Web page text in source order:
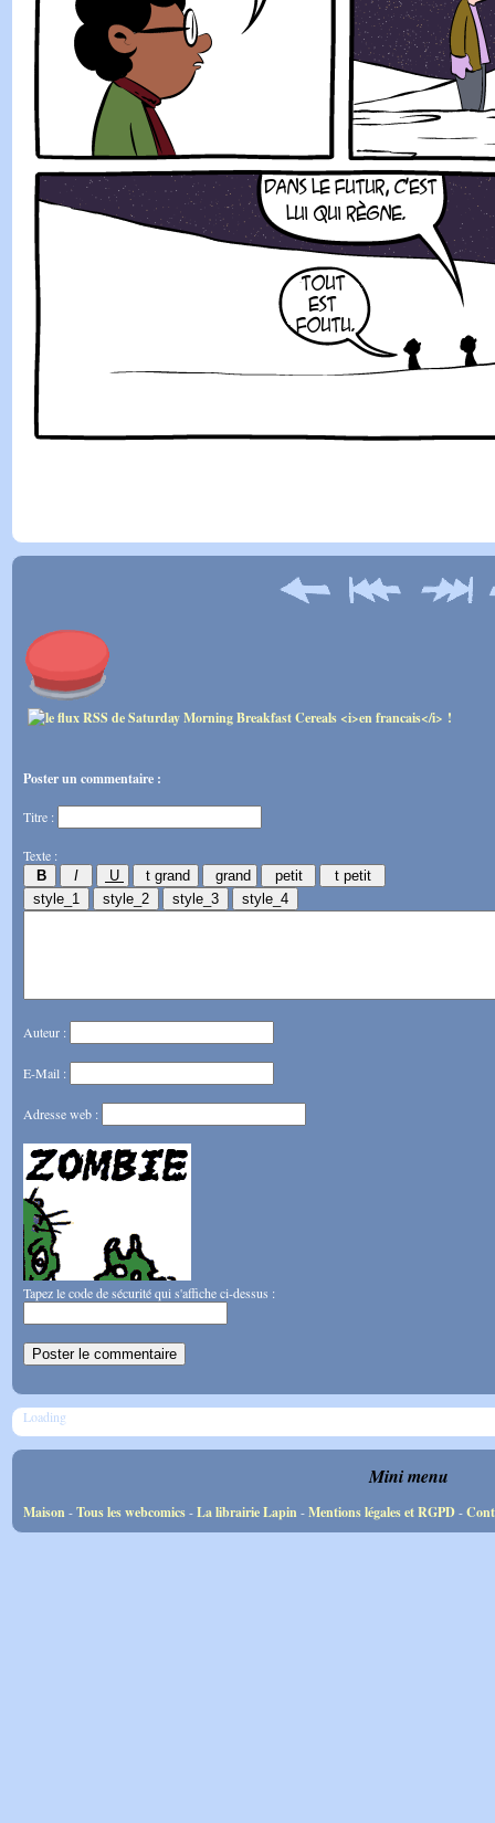
Poster un commentaire :
Titre :
Texte :
Auteur :
E-Mail :
Adresse web :
Tapez le code de sécurité qui s'affiche ci-dessus :
Loading
Mini menu
Maison-Tous les webcomics-La librairie Lapin-Mentions légales et RGPD-